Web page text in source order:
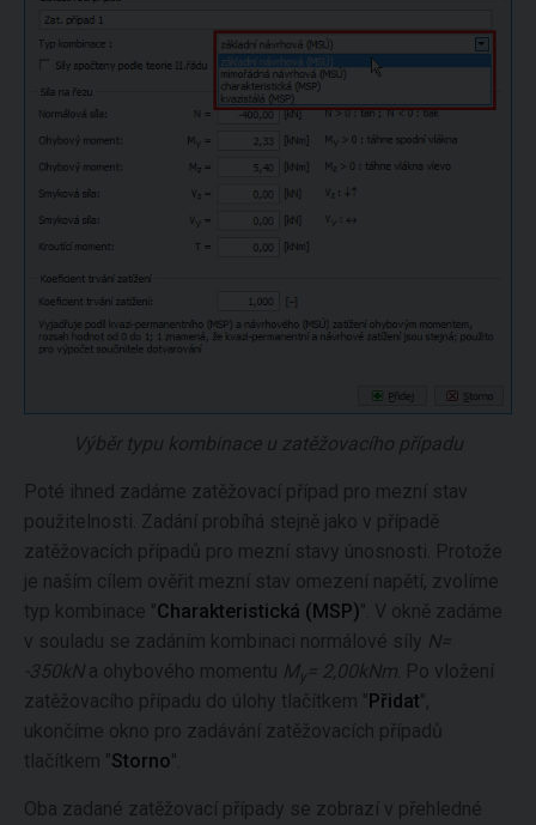
Výběr typu kombinace u zatěžovacího případu
Poté ihned zadáme zatěžovací případ pro mezní stav
použitelnosti. Zadání probíhá stejně jako v případě
zatěžovacích případů pro mezní stavy únosnosti. Protože
je naším cílem ověřit mezní stav omezení napětí, zvolíme
typ kombinace "Charakteristická (MSP)". V okně zadáme
v souladu se zadáním kombinaci normálové síly N=
-350kNa ohybového momentu My = 2,00kNm . Po vložení
zatěžovacího případu do úlohy tlačítkem "Přidat",
ukončíme okno pro zadávání zatěžovacích případů
tlačítkem "Storno".
Oba zadané zatěžovací případy se zobrazí v přehledné